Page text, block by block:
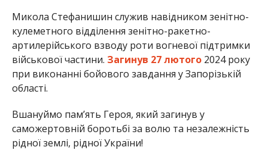
Микола Стефанишин служив навідником зенітно-
кулеметного відділення зенітно-ракетно-
артилерійського взводу роти вогневої підтримки
військової частини. Загинув 27 лютого2024 року
при виконанні бойового завдання у Запорізькій
області.
Вшануймо пам’ять Героя, який загинув у
саможертовній боротьбі за волю та незалежність
рідної землі, рідної України!